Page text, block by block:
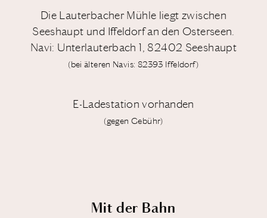
Die Lauterbacher Mühle liegt zwischen
Seeshaupt und Iffeldorf an den Osterseen.
Navi: Unterlauterbach 1, 82402 Seeshaupt
(bei älteren Navis: 82393 Iffeldorf)
E-Ladestation vorhanden
(gegen Gebühr)
Mit der Bahn